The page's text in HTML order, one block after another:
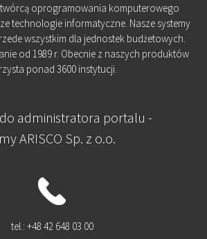
stale i w pełnym wymiarze
na danym
[...] " Jak udowodnić, że
decyzji ZUS
twórcą oprogramowania komputerowego
technologie informatyczne. Nasze systemy
wszystkim dla jednostek budżetowych.
od 1989 r. Obecnie z naszych produktów
ponad 3600 instytucji.
administratora portalu -
ARISCO Sp. z o.o.
tel.: +48 42 648 03 00